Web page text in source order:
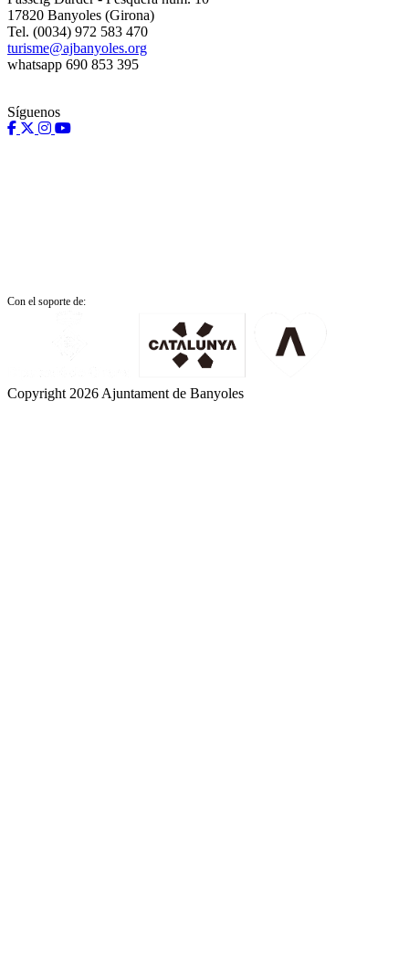
17820 Banyoles (Girona)
Tel. (0034) 972 583 470
turisme@ajbanyoles.org
whatsapp 690 853 395
Síguenos
Con el soporte de:
Copyright 2026 Ajuntament de Banyoles